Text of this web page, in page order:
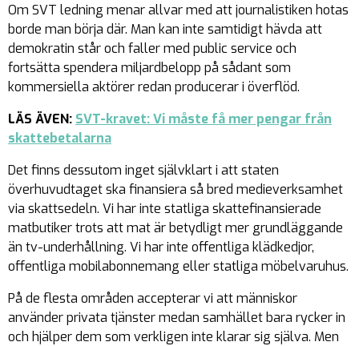
Om SVT ledning menar allvar med att journalistiken hotas
borde man börja där. Man kan inte samtidigt hävda att
demokratin står och faller med public service och
fortsätta spendera miljardbelopp på sådant som
kommersiella aktörer redan producerar i överflöd.
LÄS ÄVEN: SVT-kravet: Vi måste få mer pengar från
skattebetalarna
Det finns dessutom inget självklart i att staten
överhuvudtaget ska finansiera så bred medieverksamhet
via skattsedeln. Vi har inte statliga skattefinansierade
matbutiker trots att mat är betydligt mer grundläggande
än tv-underhållning. Vi har inte offentliga klädkedjor,
offentliga mobilabonnemang eller statliga möbelvaruhus.
På de flesta områden accepterar vi att människor
använder privata tjänster medan samhället bara rycker in
och hjälper dem som verkligen inte klarar sig själva. Men